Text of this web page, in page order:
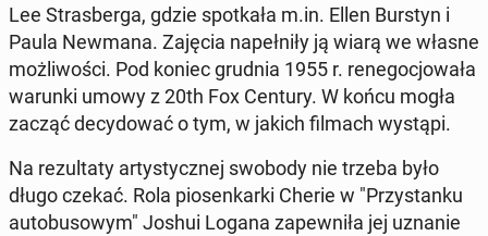
Lee Stras­ber­ga, gdzie spo­tka­ła m.in. Ellen Burstyn i
Paula Newmana. Zajęcia na­peł­ni­ły ją wiarą we własne
moż­li­wo­ści. Pod koniec grudnia 1955 r. re­ne­go­cjo­wa­ła
warunki umowy z 20th Fox Century. W końcu mogła
zacząć de­cy­do­wać o tym, w jakich filmach wystąpi.
Na re­zul­ta­ty ar­ty­stycz­nej swobody nie trzeba było
długo czekać. Rola pio­sen­kar­ki Cherie w "Przy­stan­ku
au­to­bu­so­wym" Joshui Logana za­pew­ni­ła jej uznanie